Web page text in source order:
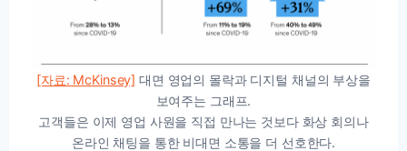
[자료: McKinsey] 대면 영업의 몰락과 디지털 채널의 부상을
보여주는 그래프.
고객들은 이제 영업 사원을 직접 만나는 것보다 화상 회의나
온라인 채팅을 통한 비대면 소통을 더 선호한다.